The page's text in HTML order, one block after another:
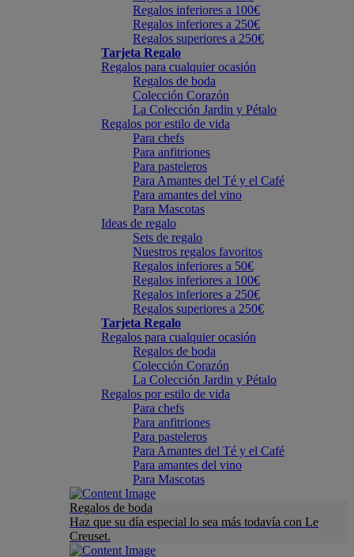
Regalos inferiores a 100€
Regalos inferiores a 250€
Regalos superiores a 250€
Tarjeta Regalo
Regalos para cualquier ocasión
Regalos de boda
Colección Corazón
La Colección Jardin y Pétalo
Regalos por estilo de vida
Para chefs
Para anfitriones
Para pasteleros
Para Amantes del Té y el Café
Para amantes del vino
Para Mascotas
Ideas de regalo
Sets de regalo
Nuestros regalos favoritos
Regalos inferiores a 50€
Regalos inferiores a 100€
Regalos inferiores a 250€
Regalos superiores a 250€
Tarjeta Regalo
Regalos para cualquier ocasión
Regalos de boda
Colección Corazón
La Colección Jardin y Pétalo
Regalos por estilo de vida
Para chefs
Para anfitriones
Para pasteleros
Para Amantes del Té y el Café
Para amantes del vino
Para Mascotas
Regalos de boda
Haz que su día especial lo sea más todavía con Le
Creuset.